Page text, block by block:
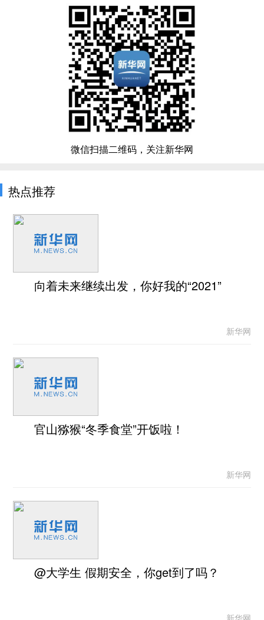
微信扫描二维码，关注新华网
热点推荐
向着未来继续出发，你好我的“2021”
新华网
官山猕猴“冬季食堂”开饭啦！
新华网
@大学生 假期安全，你get到了吗？
新华网